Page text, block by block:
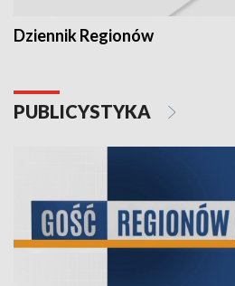
Dziennik Regionów
PUBLICYSTYKA